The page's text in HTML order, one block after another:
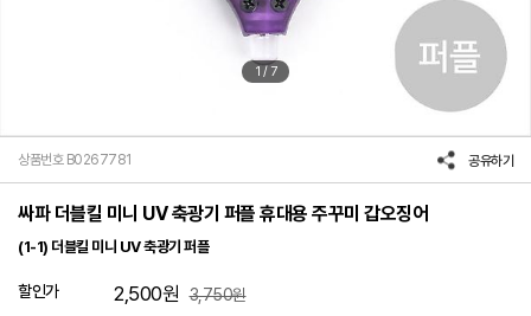
1 / 7
상품번호 B0267781 공유하기
싸파 더블킬 미니 UV 축광기 퍼플 휴대용 주꾸미 갑오징어
(1-1) 더블킬 미니 UV 축광기 퍼플
할인가 2,500원 3,750원